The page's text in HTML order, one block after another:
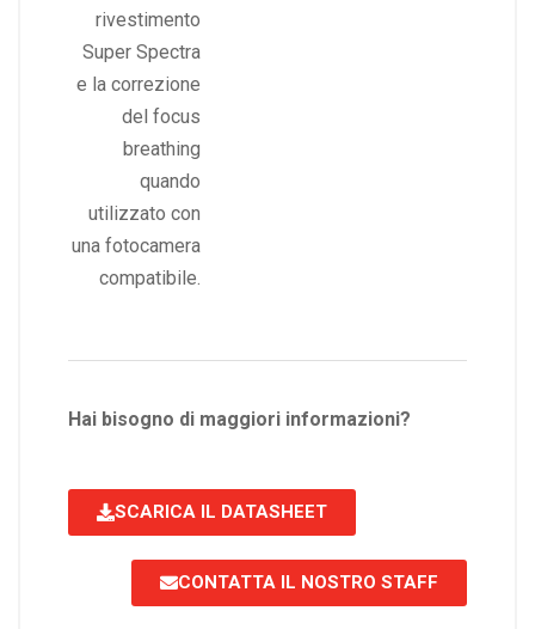
rivestimento
Super Spectra
e la correzione
del focus
breathing
quando
utilizzato con
una fotocamera
compatibile.
Hai bisogno di maggiori informazioni?
SCARICA IL DATASHEET
CONTATTA IL NOSTRO STAFF